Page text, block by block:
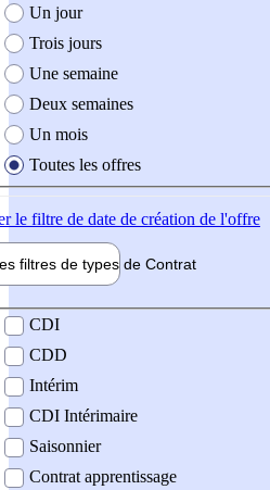
création de l'offre
Un jour
Trois jours
Une semaine
Deux semaines
Un mois
Toutes les offres
le filtre de date de création de l'offre
filtres de types de Contrat
contrat
CDI
CDD
Intérim
CDI Intérimaire
Saisonnier
Contrat apprentissage